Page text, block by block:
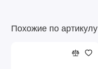
Похожие по артикулу